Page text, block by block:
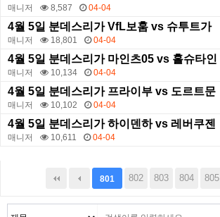
매니저 8,587 04-04
4월 5일 분데스리가 VfL보훔 vs 슈투트가
매니저 18,801 04-04
4월 5일 분데스리가 마인츠05 vs 홀슈타인
매니저 10,134 04-04
4월 5일 분데스리가 프라이부 vs 도르트문
매니저 10,102 04-04
4월 5일 분데스리가 하이덴하 vs 레버쿠젠
매니저 10,611 04-04
801 802 803 804 805